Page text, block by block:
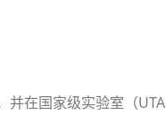
在国家级实验室（